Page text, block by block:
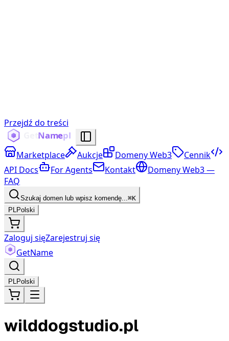
Przejdź do treści
Marketplace Aukcje Domeny Web3
Cennik
API Docs
For Agents Kontakt
Domeny Web3 —
FAQ
Szukaj domen lub wpisz komendę...⌘K
PLPolski
Zaloguj sięZarejestruj się
GetName
PLPolski
wilddogstudio.pl